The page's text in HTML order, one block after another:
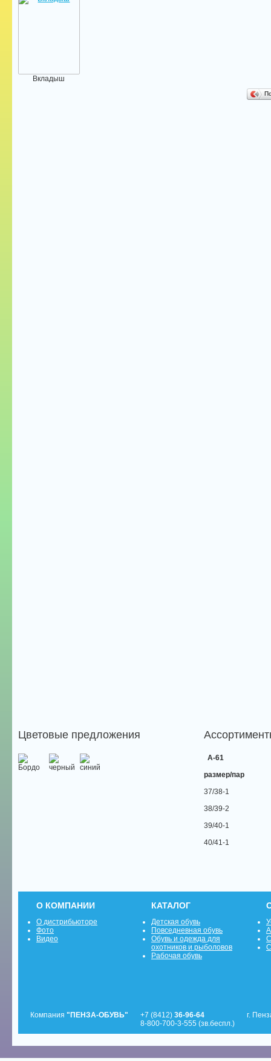
Вкладыш
Цветовые предложения
А-61
размер/пар
37/38-1
38/39-2
39/40-1
40/41-1
О КОМПАНИИ
О дистрибьюторе
Фото
Видео
КАТАЛОГ
Детская обувь
Повседневная обувь
Обувь и одежда для
охотников и рыболовов
Рабочая обувь
Компания "ПЕНЗА-ОБУВЬ" +7 (8412) 36-96-64
8-800-700-3-555 (зв.беспл.)
г.